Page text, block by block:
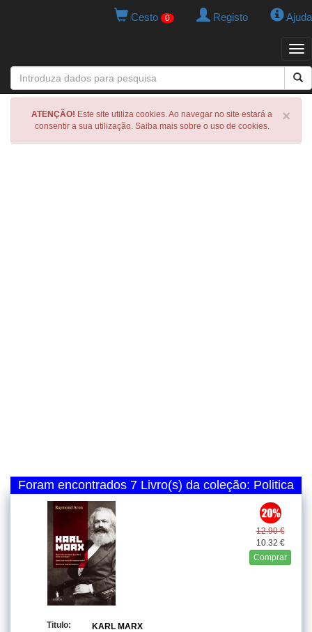
Cesto 0 Registo Ajuda
×
ATENÇÃO! Este site utiliza cookies. Ao navegar no site estará a
consentir a sua utilização. Saiba mais sobre o uso de cookies.
Foram encontrados 7 Livro(s) da coleção: Politica
12.90 €
10.32 €
Comprar
Titulo:
KARL MARX